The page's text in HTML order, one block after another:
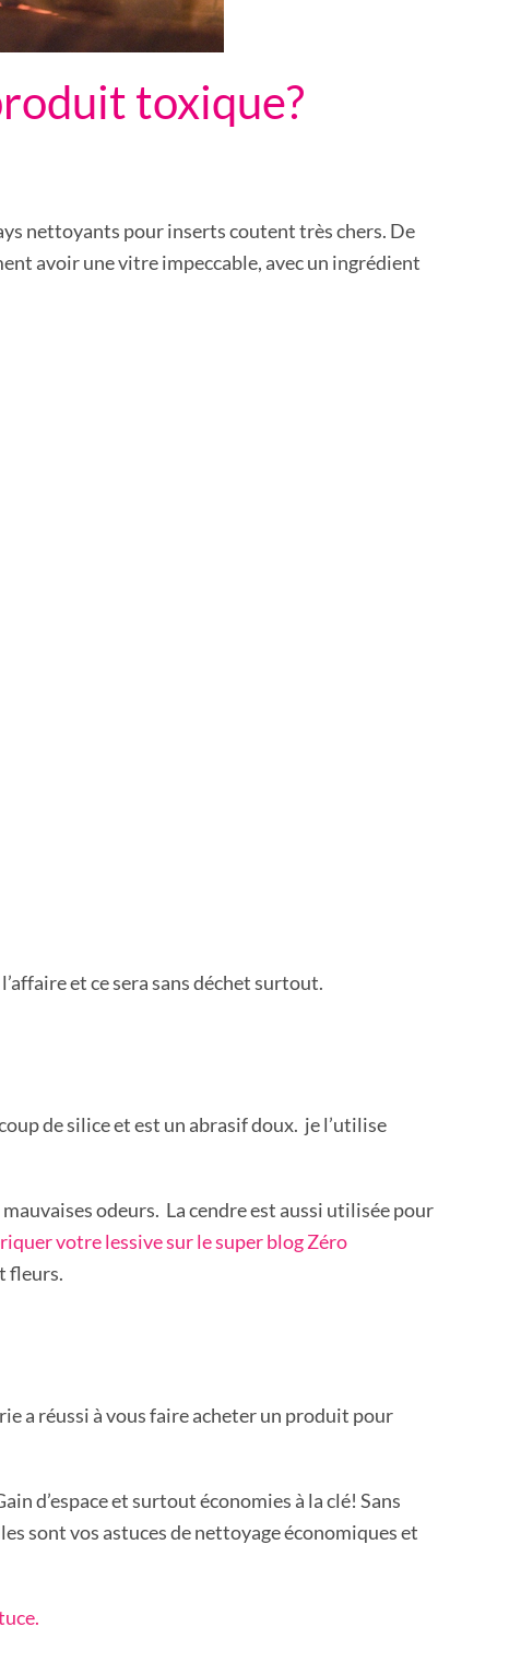
toxique?
nettoyants pour inserts coutent très chers. De
avoir une vitre impeccable, avec un ingrédient
et ce sera sans déchet surtout.
de silice et est un abrasif doux. je l’utilise
odeurs. La cendre est aussi utilisée pour
votre lessive sur le super blog Zéro
fleurs.
a réussi à vous faire acheter un produit pour
d’espace et surtout économies à la clé! Sans
sont vos astuces de nettoyage économiques et